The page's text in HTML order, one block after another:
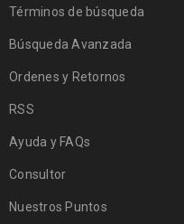
Términos de búsqueda
Búsqueda Avanzada
Ordenes y Retornos
RSS
Ayuda y FAQs
Consultor
Nuestros Puntos